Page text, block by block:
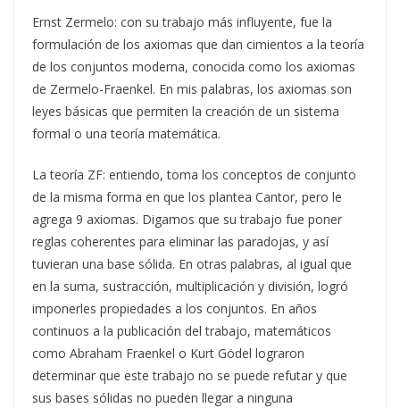
Ernst Zermelo: con su trabajo más influyente, fue la
formulación de los axiomas que dan cimientos a la teoría
de los conjuntos moderna, conocida como los axiomas
de Zermelo-Fraenkel. En mis palabras, los axiomas son
leyes básicas que permiten la creación de un sistema
formal o una teoría matemática.
La teoría ZF: entiendo, toma los conceptos de conjunto
de la misma forma en que los plantea Cantor, pero le
agrega 9 axiomas. Digamos que su trabajo fue poner
reglas coherentes para eliminar las paradojas, y así
tuvieran una base sólida. En otras palabras, al igual que
en la suma, sustracción, multiplicación y división, logró
imponerles propiedades a los conjuntos. En años
continuos a la publicación del trabajo, matemáticos
como Abraham Fraenkel o Kurt Gödel lograron
determinar que este trabajo no se puede refutar y que
sus bases sólidas no pueden llegar a ninguna